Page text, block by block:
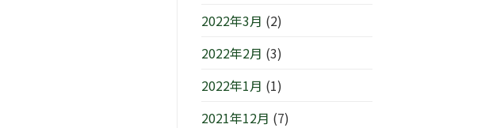
2022年3月 (2)
2022年2月 (3)
2022年1月 (1)
2021年12月 (7)